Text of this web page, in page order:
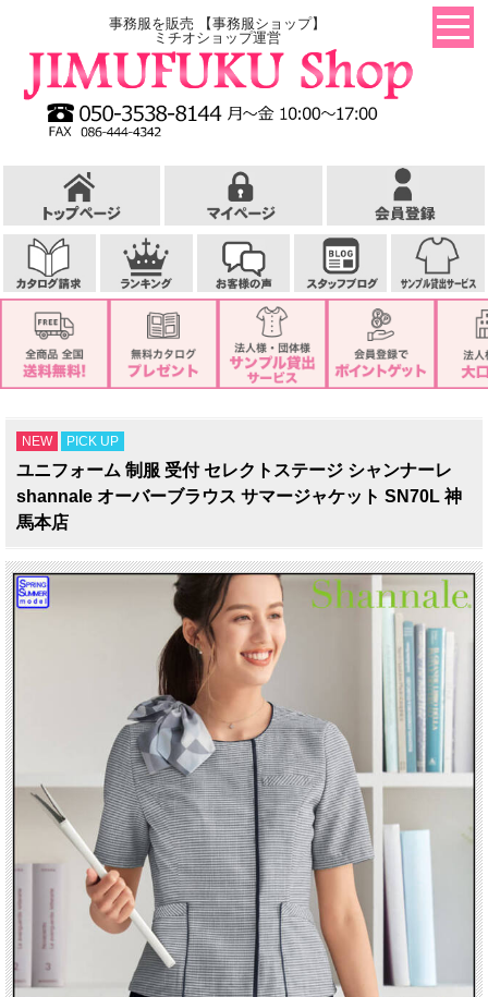
事務服を販売 【事務服ショップ】
ミチオショップ運営
NEW PICK UP
ユニフォーム 制服 受付 セレクトステージ シャンナーレ
shannale オーバーブラウス サマージャケット SN70L 神
馬本店